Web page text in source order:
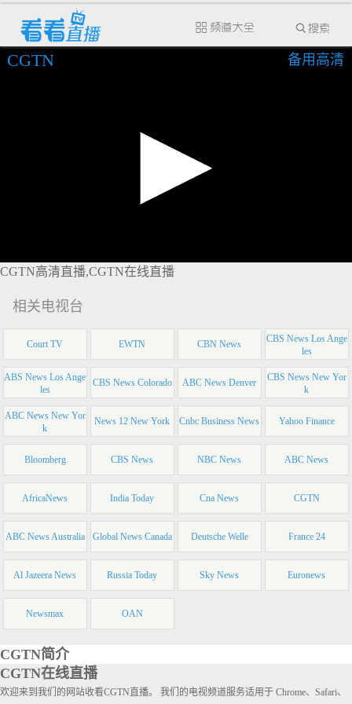
CGTN 备用高清
CGTN高清直播,CGTN在线直播
相关电视台
Court TV EWTN CBN News
CBS News Los Ange
les
ABS News Los Ange
les
CBS News Colorado ABC News Denver
CBS News New Yor
k
ABC News New Yor
k
News 12 New York Cnbc Business News Yahoo Finance
Bloomberg CBS News NBC News ABC News
AfricaNews India Today Cna News CGTN
ABC News Australia Global News Canada Deutsche Welle France 24
Al Jazeera News Russia Today Sky News Euronews
Newsmax OAN
CGTN简介
CGTN在线直播
欢迎来到我们的网站收看CGTN直播。 我们的电视频道服务适用于 Chrome、Safari、